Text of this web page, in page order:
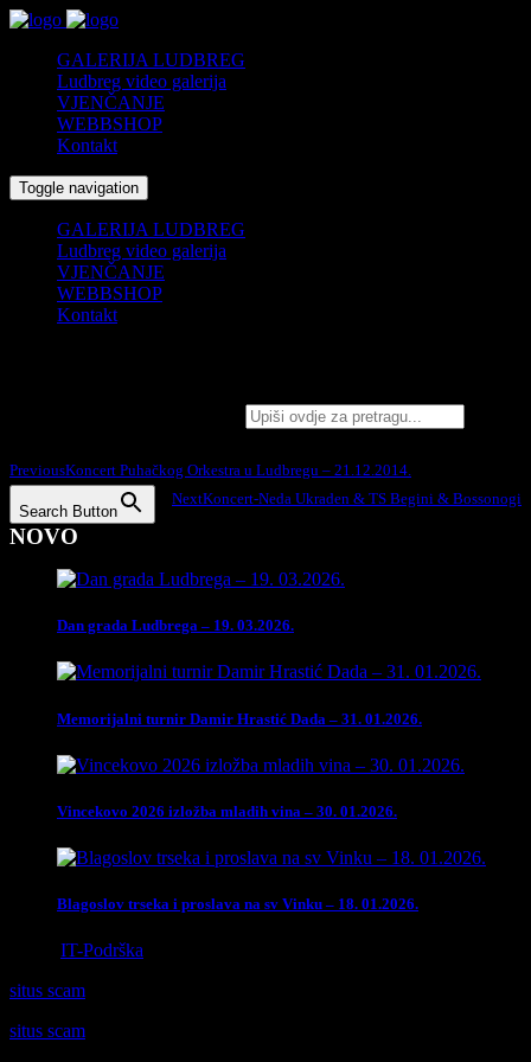
GALERIJA LUDBREG
Ludbreg video galerija
VJENČANJE
WEBBSHOP
Kontakt
Toggle navigation
GALERIJA LUDBREG
Ludbreg video galerija
VJENČANJE
WEBBSHOP
Kontakt
PreviousKoncert Puhačkog Orkestra u Ludbregu – 21.12.2014.
NextKoncert-Neda Ukraden & TS Begini & Bossonogi
Search Button
NOVO
Dan grada Ludbrega – 19. 03.2026.
Memorijalni turnir Damir Hrastić Dada – 31. 01.2026.
Vincekovo 2026 izložba mladih vina – 30. 01.2026.
Blagoslov trseka i proslava na sv Vinku – 18. 01.2026.
IT-Podrška
situs scam
situs scam